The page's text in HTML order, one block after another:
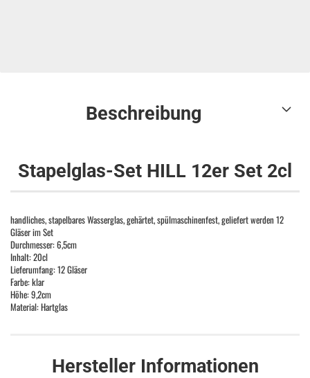
Beschreibung
Stapelglas-Set HILL 12er Set 2cl
handliches, stapelbares Wasserglas, gehärtet, spülmaschinenfest, geliefert werden 12
Gläser im Set
Durchmesser: 6,5cm
Inhalt: 20cl
Lieferumfang: 12 Gläser
Farbe: klar
Höhe: 9,2cm
Material: Hartglas
Hersteller Informationen